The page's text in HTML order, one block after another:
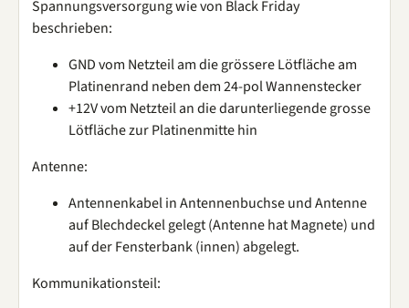
Spannungsversorgung wie von Black Friday
beschrieben:
GND vom Netzteil am die grössere Lötfläche am
Platinenrand neben dem 24-pol Wannenstecker
+12V vom Netzteil an die darunterliegende grosse
Lötfläche zur Platinenmitte hin
Antenne:
Antennenkabel in Antennenbuchse und Antenne
auf Blechdeckel gelegt (Antenne hat Magnete) und
auf der Fensterbank (innen) abgelegt.
Kommunikationsteil: